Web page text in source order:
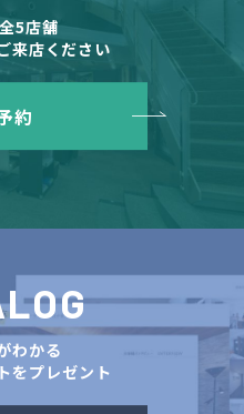
5店舗
来店ください
約
わかる
をプレゼント